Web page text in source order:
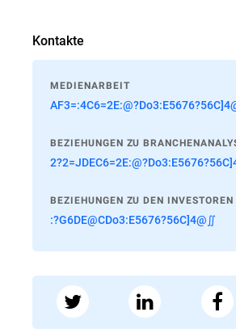
Kontakte
MEDIENARBEIT
BEZIEHUNGEN ZU
BEZIEHUNGEN ZU DEN INVESTOREN
:?G6DE@CDo3:E5676?56C]4@∬